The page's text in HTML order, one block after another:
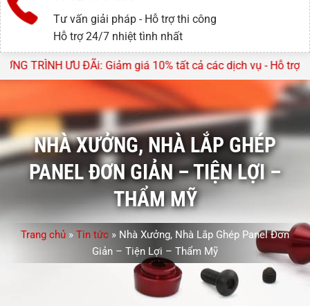
Tư vấn giải pháp - Hỗ trợ thi công
Hỗ trợ 24/7 nhiệt tình nhất
ƯU ĐÃi: Giảm giá 10% tất cả các dịch vụ - Hỗ trợ tư vấn, lên
NHÀ XƯỞNG, NHÀ LẮP GHÉP
PANEL ĐƠN GIẢN – TIỆN LỢI –
THẨM MỸ
Trang chủ » Tin tức » Nhà Xưởng, Nhà Lắp Ghép Panel Đơn
Giản – Tiện Lợi – Thẩm Mỹ